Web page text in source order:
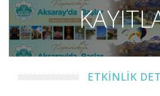
ETKİNLİK